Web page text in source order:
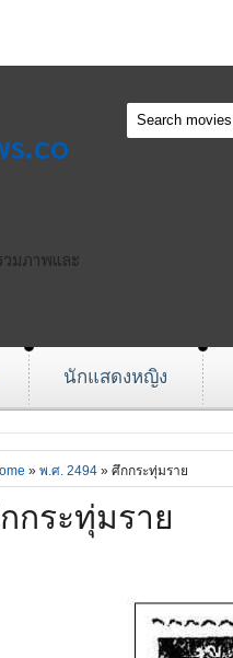
วมภาพและ
นักแสดงหญิง
» พ.ศ. 2494 » ศึกกระทุ่มราย
กระทุ่มราย